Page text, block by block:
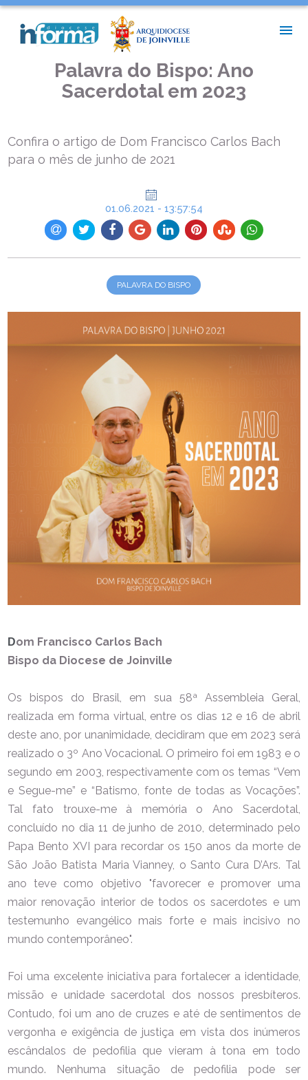
PALAVRA DO BISPO: ANO SACERDOTAL EM 2023
Palavra do Bispo: Ano
Sacerdotal em 2023
Confira o artigo de Dom Francisco Carlos Bach
para o mês de junho de 2021
01.06.2021 - 13:57:54
PALAVRA DO BISPO
Dom Francisco Carlos Bach
Bispo da Diocese de Joinville
Os bispos do Brasil, em sua 58ª Assembleia Geral,
realizada em forma virtual, entre os dias 12 e 16 de abril
deste ano, por unanimidade, decidiram que em 2023 será
realizado o 3º Ano Vocacional. O primeiro foi em 1983 e o
segundo em 2003, respectivamente com os temas “Vem
e Segue-me” e “Batismo, fonte de todas as Vocações”.
Tal fato trouxe-me à memória o Ano Sacerdotal,
concluído no dia 11 de junho de 2010, determinado pelo
Papa Bento XVI para recordar os 150 anos da morte de
São João Batista Maria Vianney, oSanto Cura D’Ars. Tal
ano teve como objetivo "favorecer e promover uma
maior renovação interior de todos os sacerdotes e um
testemunho evangélico mais forte e mais incisivo no
mundo contemporâneo".
Foi uma excelente iniciativa para fortalecer a identidade,
missão e unidade sacerdotal dos nossos presbíteros.
Contudo, foi um ano de cruzes e até de sentimentos de
vergonha e exigência de justiça em vista dos inúmeros
escândalos de pedofilia que vieram à tona em todo
mundo. Nenhuma situação de pedofilia pode ser